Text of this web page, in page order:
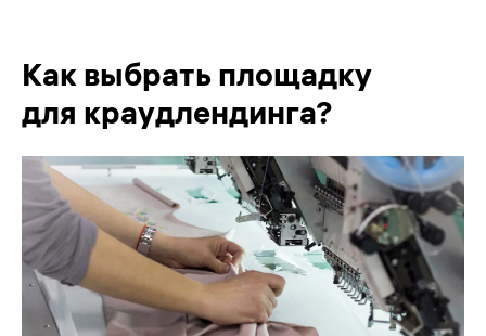
Как выбрать площадку
для краудлендинга?